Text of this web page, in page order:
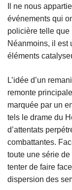
Il ne nous
événements qui
policière telle que
Néanmoins, il est
éléments
L’idée d’un
remonte
marquée par un
tels le drame du
d’attentats
combattantes.
toute une série
tenter de faire
dispersion des